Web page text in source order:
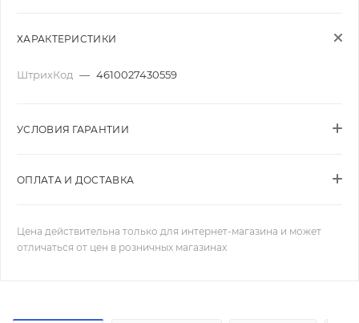
ХАРАКТЕРИСТИКИ
ШтрихКод — 4610027430559
УСЛОВИЯ ГАРАНТИИ
ОПЛАТА И ДОСТАВКА
Цена действительна только для интернет-магазина и может
отличаться от цен в розничных магазинах